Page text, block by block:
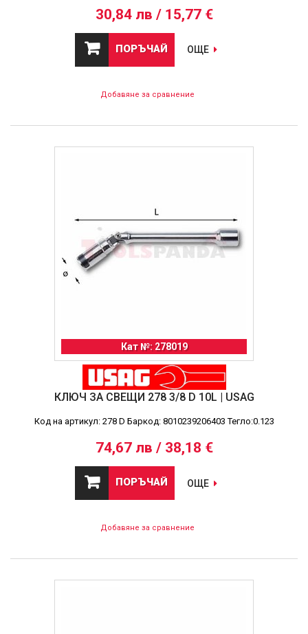
30,84 лв / 15,77 €
ПОРЪЧАЙ ОЩЕ
Добавяне за сравнение
Кат №: 278019
КЛЮЧ ЗА СВЕЩИ 278 3/8 D 10L | USAG
Код на артикул: 278 D Баркод: 8010239206403 Тегло:0.123
74,67 лв / 38,18 €
ПОРЪЧАЙ ОЩЕ
Добавяне за сравнение